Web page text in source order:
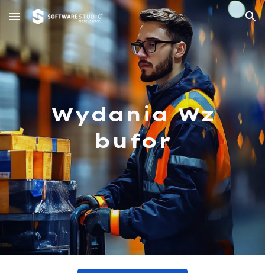
Skip to main content Skip to navigation
Wydania Wz
bufor